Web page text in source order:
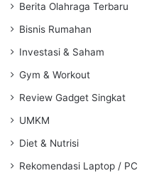
Berita Olahraga Terbaru
Bisnis Rumahan
Investasi & Saham
Gym & Workout
Review Gadget Singkat
UMKM
Diet & Nutrisi
Rekomendasi Laptop / PC